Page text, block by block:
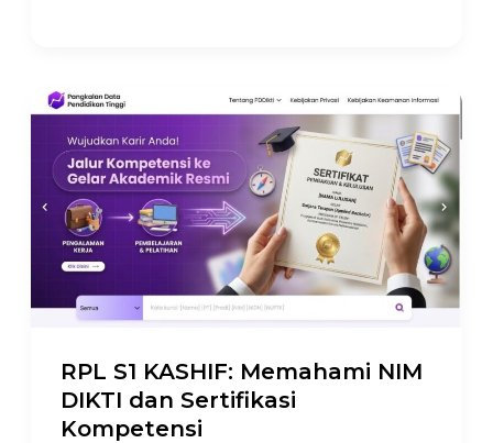
RPL S1 KASHIF: Memahami NIM
DIKTI dan Sertifikasi
Kompetensi
RPL
S1
KASHIF:
Memahami
NIM
DIKTI
dan
Kompetensi